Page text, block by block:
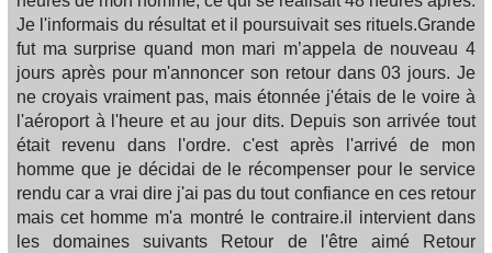
Je l'informais du résultat et il poursuivait ses rituels.Grande
fut ma surprise quand mon mari m’appela de nouveau 4
jours après pour m'annoncer son retour dans 03 jours. Je
ne croyais vraiment pas, mais étonnée j'étais de le voire à
l'aéroport à l'heure et au jour dits. Depuis son arrivée tout
était revenu dans l'ordre. c'est après l'arrivé de mon
homme que je décidai de le récompenser pour le service
rendu car a vrai dire j'ai pas du tout confiance en ces retour
mais cet homme m'a montré le contraire.il intervient dans
les domaines suivants Retour de l'être aimé Retour